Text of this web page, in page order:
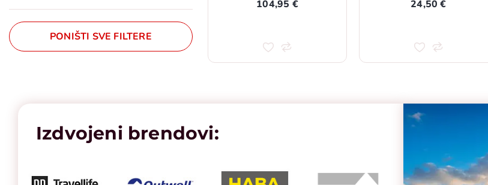
PONIŠTI SVE FILTERE
104,95 € 24,50 €
Izdvojeni brendovi: